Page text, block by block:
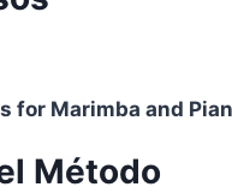
for Marimba and
Método